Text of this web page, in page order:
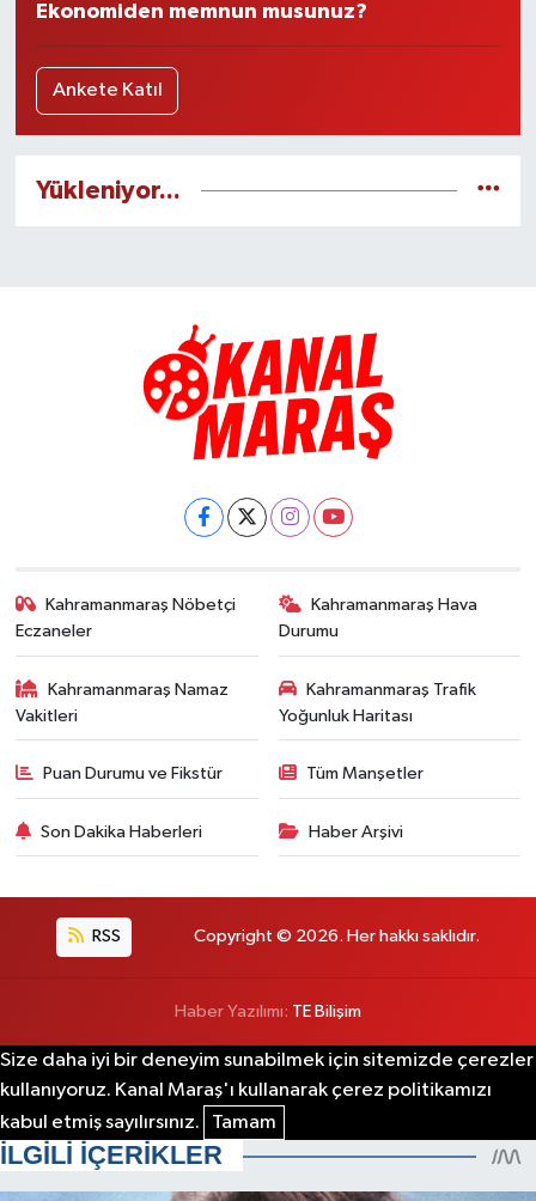
Ekonomiden memnun musunuz?
Ankete Katıl
Yükleniyor...
Kahramanmaraş Nöbetçi
Eczaneler
Kahramanmaraş Hava
Durumu
Kahramanmaraş Namaz
Vakitleri
Kahramanmaraş Trafik
Yoğunluk Haritası
Puan Durumu ve Fikstür Tüm Manşetler
Son Dakika Haberleri Haber Arşivi
RSS Copyright © 2026. Her hakkı saklıdır.
Haber Yazılımı: TE Bilişim
Size daha iyi bir deneyim sunabilmek için sitemizde çerezler
kullanıyoruz. Kanal Maraş'ı kullanarak çerez politikamızı
kabul etmiş sayılırsınız.
Tamam